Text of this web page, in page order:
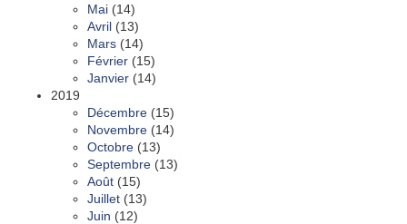
Mai (14)
Avril (13)
Mars (14)
Février (15)
Janvier (14)
2019
Décembre (15)
Novembre (14)
Octobre (13)
Septembre (13)
Août (15)
Juillet (13)
Juin (12)